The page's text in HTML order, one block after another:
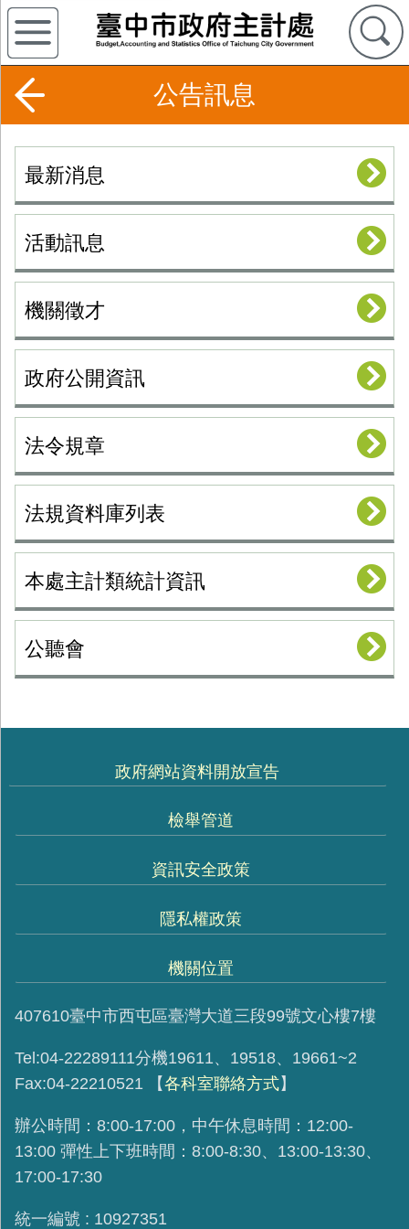
公告訊息
最新消息
活動訊息
機關徵才
政府公開資訊
法令規章
法規資料庫列表
本處主計類統計資訊
公聽會
政府網站資料開放宣告
檢舉管道
資訊安全政策
隱私權政策
機關位置
407610臺中市西屯區臺灣大道三段99號文心樓7樓
Tel:04-22289111分機19611、19518、19661~2
Fax:04-22210521
【各科室聯絡方式】
辦公時間：8:00-17:00，中午休息時間：12:00-
13:00 彈性上下班時間：8:00-8:30、13:00-13:30、
17:00-17:30
統一編號 : 10927351